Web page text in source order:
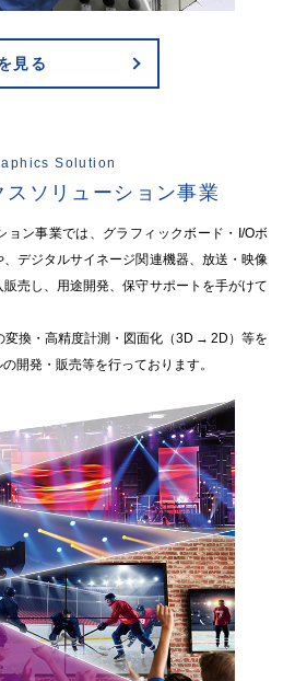
見る
Solution
スソリューション事業
ン事業では、グラフィックボード・I/Oボ
デジタルサイネージ関連機器、放送・映像
売し、用途開発、保守サポートを手がけて
換・高精度計測・図面化（3D → 2D）等を
開発・販売等を行っております。